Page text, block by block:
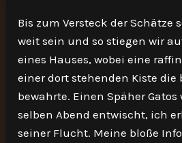
Bis zum Versteck der Schätze
weit sein und so stiegen wir
eines Hauses, wobei eine
einer dort stehenden Kiste die
bewahrte. Einen Späher
selben Abend entwischt, ich
seiner Flucht. Meine bloße